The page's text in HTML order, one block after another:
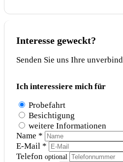
Interesse geweckt?
Senden Sie uns Ihre
Ich interessiere mich für
Probefahrt
Besichtigung
weitere Informationen
Name *
E-Mail *
Telefon optional